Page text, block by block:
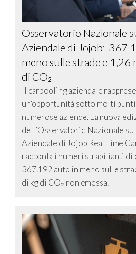
Osservatorio Nazionale
Aziendale di Jojob:
meno sulle strade e 1,26
di CO₂
Il carpooling aziendale
un’opportunità sotto molti
numerose aziende. La nuova
dell’Osservatorio Nazionale
Aziendale di Jojob Real Time
racconta i numeri strabilianti di
367.192 auto in meno sulle
di kg di CO₂ non emessa.